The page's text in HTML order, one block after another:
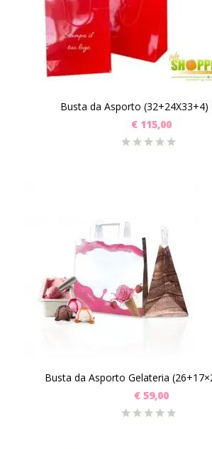
Busta da Asporto (32+24X33+4)
€ 115,00
Busta da Asporto Gelateria
€ 59,00